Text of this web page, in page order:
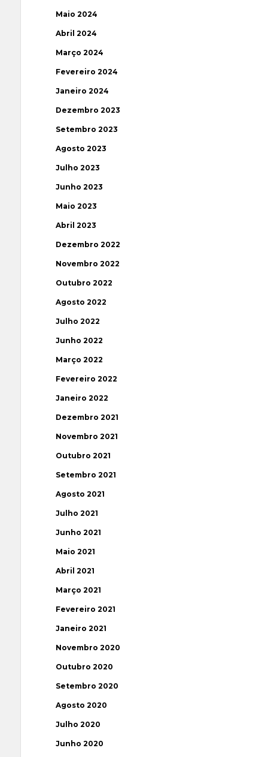
Maio 2024
Abril 2024
Março 2024
Fevereiro 2024
Janeiro 2024
Dezembro 2023
Setembro 2023
Agosto 2023
Julho 2023
Junho 2023
Maio 2023
Abril 2023
Dezembro 2022
Novembro 2022
Outubro 2022
Agosto 2022
Julho 2022
Junho 2022
Março 2022
Fevereiro 2022
Janeiro 2022
Dezembro 2021
Novembro 2021
Outubro 2021
Setembro 2021
Agosto 2021
Julho 2021
Junho 2021
Maio 2021
Abril 2021
Março 2021
Fevereiro 2021
Janeiro 2021
Novembro 2020
Outubro 2020
Setembro 2020
Agosto 2020
Julho 2020
Junho 2020